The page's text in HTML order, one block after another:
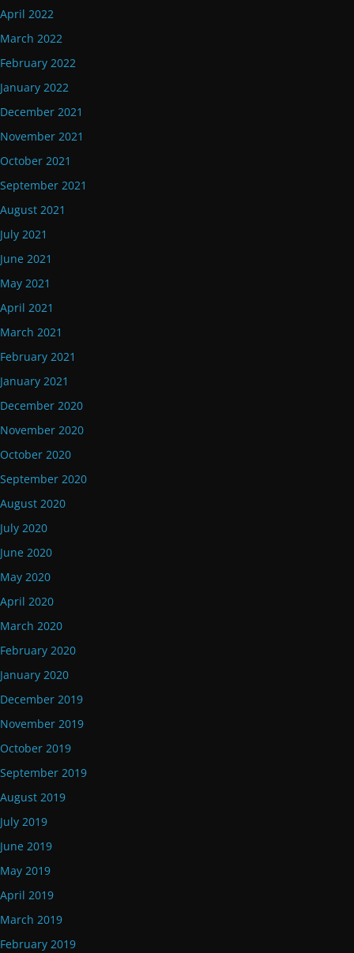
April 2022
March 2022
February 2022
January 2022
December 2021
November 2021
October 2021
September 2021
August 2021
July 2021
June 2021
May 2021
April 2021
March 2021
February 2021
January 2021
December 2020
November 2020
October 2020
September 2020
August 2020
July 2020
June 2020
May 2020
April 2020
March 2020
February 2020
January 2020
December 2019
November 2019
October 2019
September 2019
August 2019
July 2019
June 2019
May 2019
April 2019
March 2019
February 2019